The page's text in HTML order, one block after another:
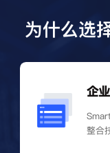
为什么选
企
整合